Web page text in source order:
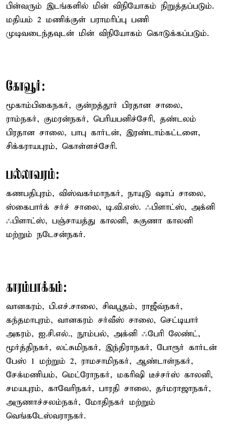
பின்வரும் இடங்களில் மின் விநியோகம் நிறுத்தப்படும்.
மதியம் 2 மணிக்குள் பராமரிப்பு பணி
முடிவடைந்தவுடன் மின் விநியோகம் கொடுக்கப்படும்.
கோவூர்:
மூகாம்பிகைநகர், குன்றத்தூர் பிரதான சாலை,
ராம்நகர், குமரன்நகர், பெரியபனிச்சேரி, தண்டலம்
பிரதான சாலை, பாபு கார்டன், இரண்டாம்கட்டளை,
சிக்கராயபுரம், கொள்ளச்சேரி.
பல்லாவரம்:
கணபதிபுரம், விஸ்வகர்மாநகர், நாயுடு ஷாப் சாலை,
ஸ்கைபார்க் சர்ச் சாலை, டி.வி.எஸ். ஃபிளாட்ஸ், அக்னி
ஃபிளாட்ஸ், பஞ்சாயத்து காலனி, சுகுணா காலனி
மற்றும் நடேசன்நகர்.
காரம்பாக்கம்:
வானகரம், பி.எச்.சாலை, சிவபூதம், ராஜீவ்நகர்,
கந்தமாபுரம், வானகரம் சர்வீஸ் சாலை, செட்டியார்
அகரம், ஐ.சி.எல்., நூம்பல், அக்னி ஃபேரி லேண்ட்,
மூர்த்திநகர், லட்சுமிநகர், இந்திராநகர், போரூர் கார்டன்
பேஸ் 1 மற்றும் 2, ராமசாமிநகர், ஆண்டாள்நகர்,
சேக்மணியம், மெட்ரோநகர், மகரிஷி டீச்சர்ஸ் காலனி,
சமயபுரம், காவேரிநகர், பாரதி சாலை, தர்மராஜாநகர்,
அருணாச்சலம்நகர், மோதிநகர் மற்றும்
வெங்கடேஸ்வராநகர்.